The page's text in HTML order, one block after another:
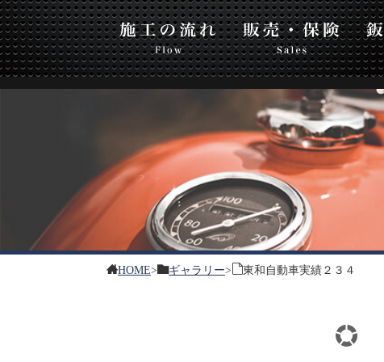
れ 販売・保険 板金・塗装
東和自動車
HOME> ギャラリー> 東和自動車実績２３４